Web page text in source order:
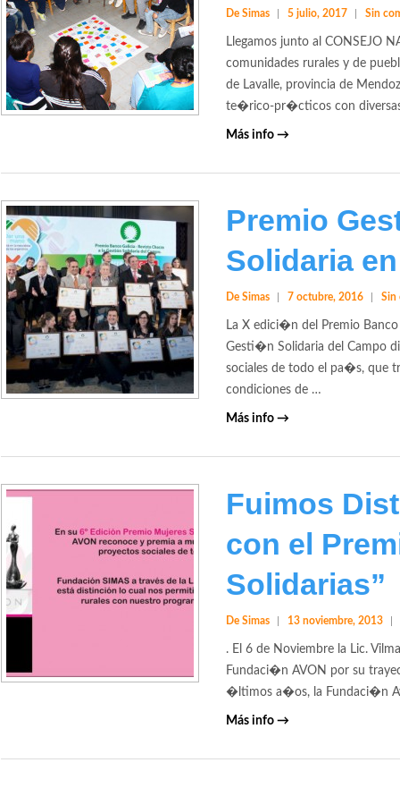
De Simas 5 julio, 2017 Sin
Llegamos junto al CONSEJO
comunidades rurales y de
de Lavalle, provincia de
te�rico-pr�cticos con
Más info →
Premio
Solidaria
De Simas 7 octubre, 2016 Sin
La X edici�n del Premio
Gesti�n Solidaria del Campo
sociales de todo el pa�s, que
condiciones de …
Más info →
Fuimos
con el
Solidarias”
De Simas 13 noviembre, 2013
. El 6 de Noviembre la Lic.
Fundaci�n AVON por su
�ltimos a�os, la Fundaci�n
Más info →